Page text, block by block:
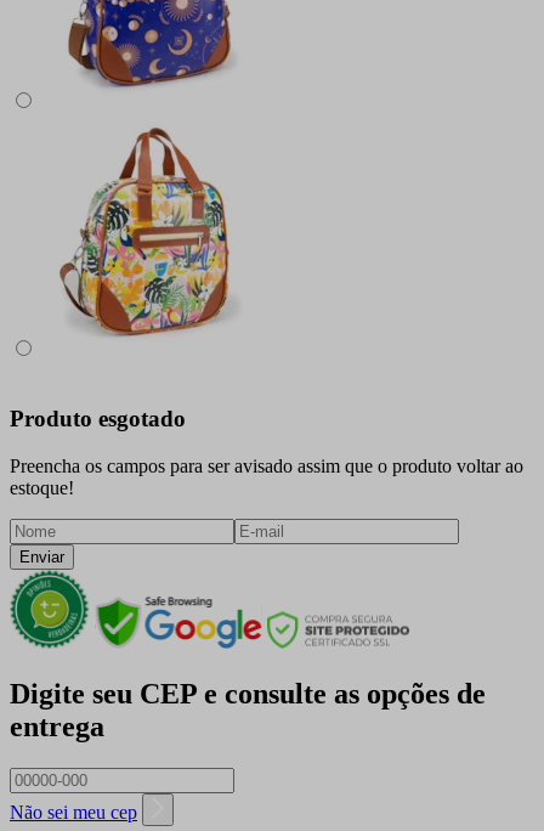
Produto esgotado
Preencha os campos para ser avisado assim que o produto voltar ao
estoque!
Enviar
Digite seu CEP e consulte as opções de
entrega
Não sei meu cep